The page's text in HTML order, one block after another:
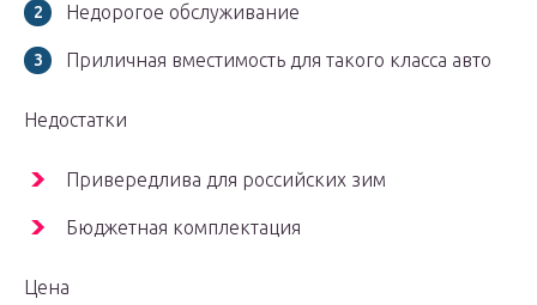
Недорогое обслуживание
Приличная вместимость для такого класса авто
Недостатки
Привередлива для российских зим
Бюджетная комплектация
Цена